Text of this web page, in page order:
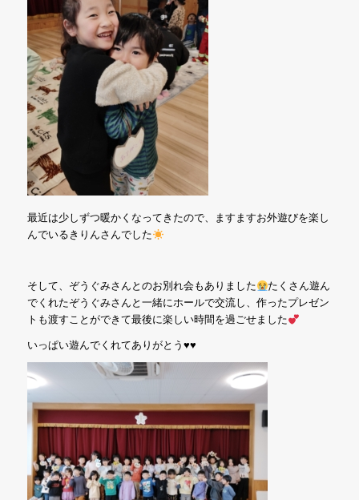
最近は少しずつ暖かくなってきたので、ますますお外遊びを楽し
んでいるきりんさんでした
そして、ぞうぐみさんとのお別れ会もありました
たくさん遊ん
でくれたぞうぐみさんと一緒にホールで交流し、作ったプレゼン
トも渡すことができて最後に楽しい時間を過ごせました
いっぱい遊んでくれてありがとう♥️♥️